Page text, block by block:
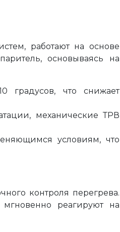
работают на основе
основываясь на
градусов, что снижает
механические ТРВ
условиям, что
контроля перегрева.
реагируют на